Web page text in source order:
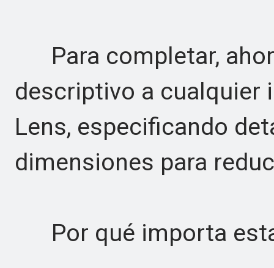
Para completar,
descriptivo a cualquier
Lens, especificando
dimensiones para
Por qué importa